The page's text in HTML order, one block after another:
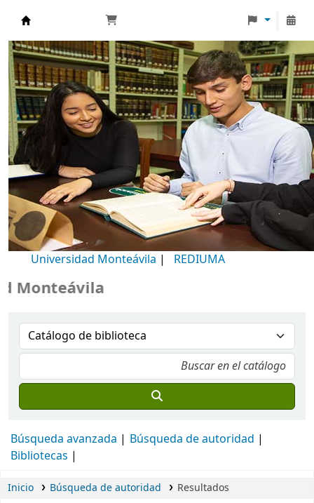
Biblioteca Universidad Monteávila
Universidad Monteávila | REDIUMA
Búsqueda avanzada
Búsqueda de autoridad
Bibliotecas
Inicio Búsqueda de autoridad Resultados